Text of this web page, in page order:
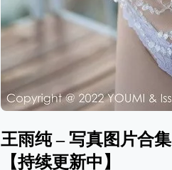
王雨纯 – 写真图片合集
【持续更新中】